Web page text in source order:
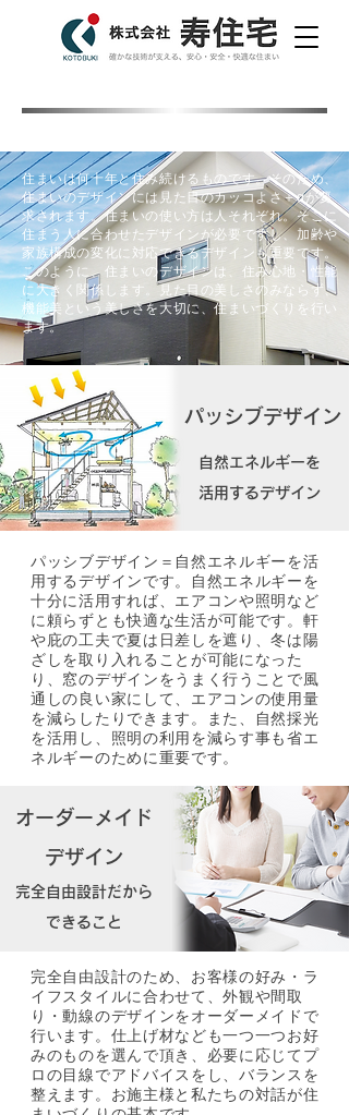
完全自由設計のため、お客様の好み・ラ
イフスタイルに合わせて、外観や間取
り・動線のデザインをオーダーメイドで
行います。仕上げ材なども一つ一つお好
みのものを選んで頂き、必要に応じてプ
ロの目線でアドバイスをし、バランスを
整えます。お施主様と私たちの対話が住
住まいは何十年と住み続けるものです。そのため、
住まいのデザインには見た目のカッコよさ＋αが要
求されます。住まいの使い方は人それぞれ。そこに
住まう人に合わせたデザインが必要ですし、加齢や
家族構成の変化に対応できるデザインも重要です。
このように、住まいのデザインは、住み心地・性能
に大きく関係します。見た目の美しさのみならず、
機能美という美しさを大切に、住まいづくりを行い
ます。
パッシブデザイン＝自然エネルギーを活
用するデザインです。自然エネルギーを
十分に活用すれば、エアコンや照明など
に頼らずとも快適な生活が可能です。軒
や庇の工夫で夏は日差しを遮り、冬は陽
ざしを取り入れることが可能になった
り、窓のデザインをうまく行うことで風
通しの良い家にして、エアコンの使用量
を減らしたりできます。また、自然採光
を活用し、照明の利用を減らす事も省エ
ネルギーのために重要です。
パッシブデザイン
オーダーメイド
デザイン
完全自由設計だから
できること
自然エネルギーを
活用するデザイン